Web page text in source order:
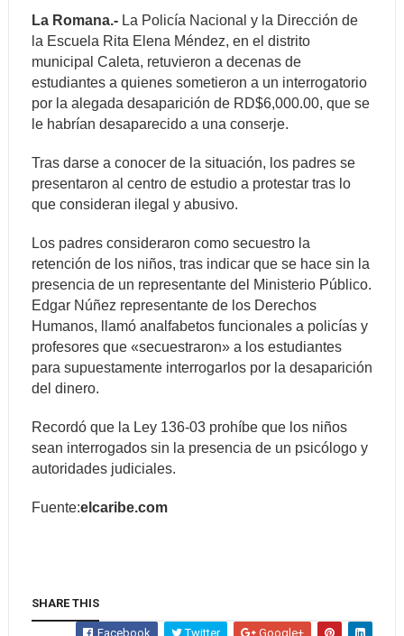
La Romana.-La Policía Nacional y la Dirección de
la Escuela Rita Elena Méndez, en el distrito
municipal Caleta, retuvieron a decenas de
estudiantes a quienes sometieron a un interrogatorio
por la alegada desaparición de RD$6,000.00, que se
le habrían desaparecido a una conserje.
Tras darse a conocer de la situación, los padres se
presentaron al centro de estudio a protestar tras lo
que consideran ilegal y abusivo.
Los padres consideraron como secuestro la
retención de los niños, tras indicar que se hace sin la
presencia de un representante del Ministerio Público.
Edgar Núñez representante de los Derechos
Humanos, llamó analfabetos funcionales a policías y
profesores que «secuestraron» a los estudiantes
para supuestamente interrogarlos por la desaparición
del dinero.
Recordó que la Ley 136-03 prohíbe que los niños
sean interrogados sin la presencia de un psicólogo y
autoridades judiciales.
Fuente:elcaribe.com
SHARE THIS
Facebook Twitter Google+